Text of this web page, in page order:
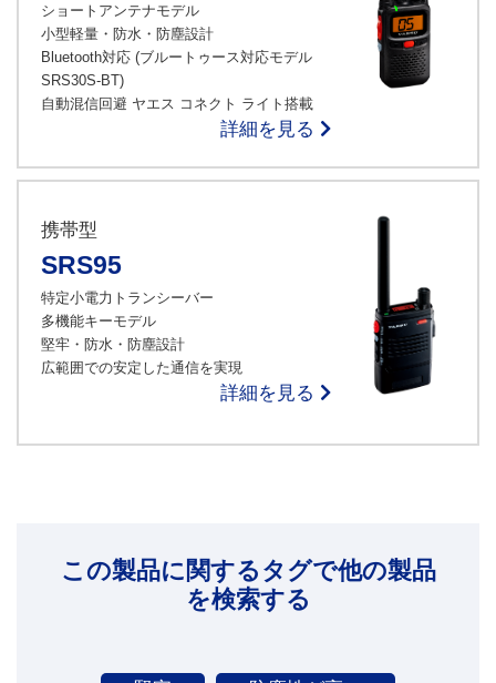
ショートアンテナモデル
小型軽量・防水・防塵設計
Bluetooth対応 (ブルートゥース対応モデル
SRS30S-BT)
自動混信回避 ヤエス コネクト ライト搭載
詳細を見る
携帯型
SRS95
特定小電力トランシーバー
多機能キーモデル
堅牢・防水・防塵設計
広範囲での安定した通信を実現
詳細を見る
この製品に関するタグで他の製品
を検索する